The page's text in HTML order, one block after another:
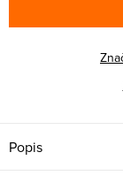
Popis